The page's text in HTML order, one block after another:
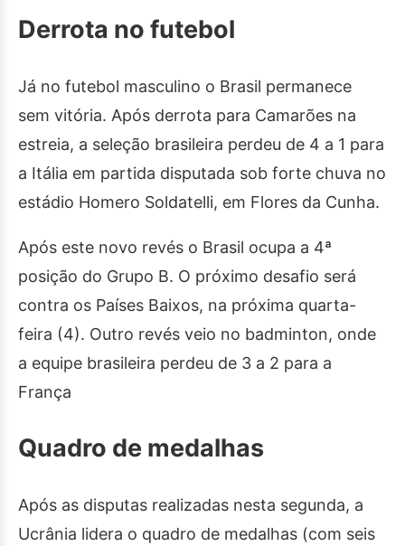
Derrota no futebol
Já no futebol masculino o Brasil permanece
sem vitória. Após derrota para Camarões na
estreia, a seleção brasileira perdeu de 4 a 1 para
a Itália em partida disputada sob forte chuva no
estádio Homero Soldatelli, em Flores da Cunha.
Após este novo revés o Brasil ocupa a 4ª
posição do Grupo B. O próximo desafio será
contra os Países Baixos, na próxima quarta-
feira (4). Outro revés veio no badminton, onde
a equipe brasileira perdeu de 3 a 2 para a
França
Quadro de medalhas
Após as disputas realizadas nesta segunda, a
Ucrânia lidera o quadro de medalhas (com seis